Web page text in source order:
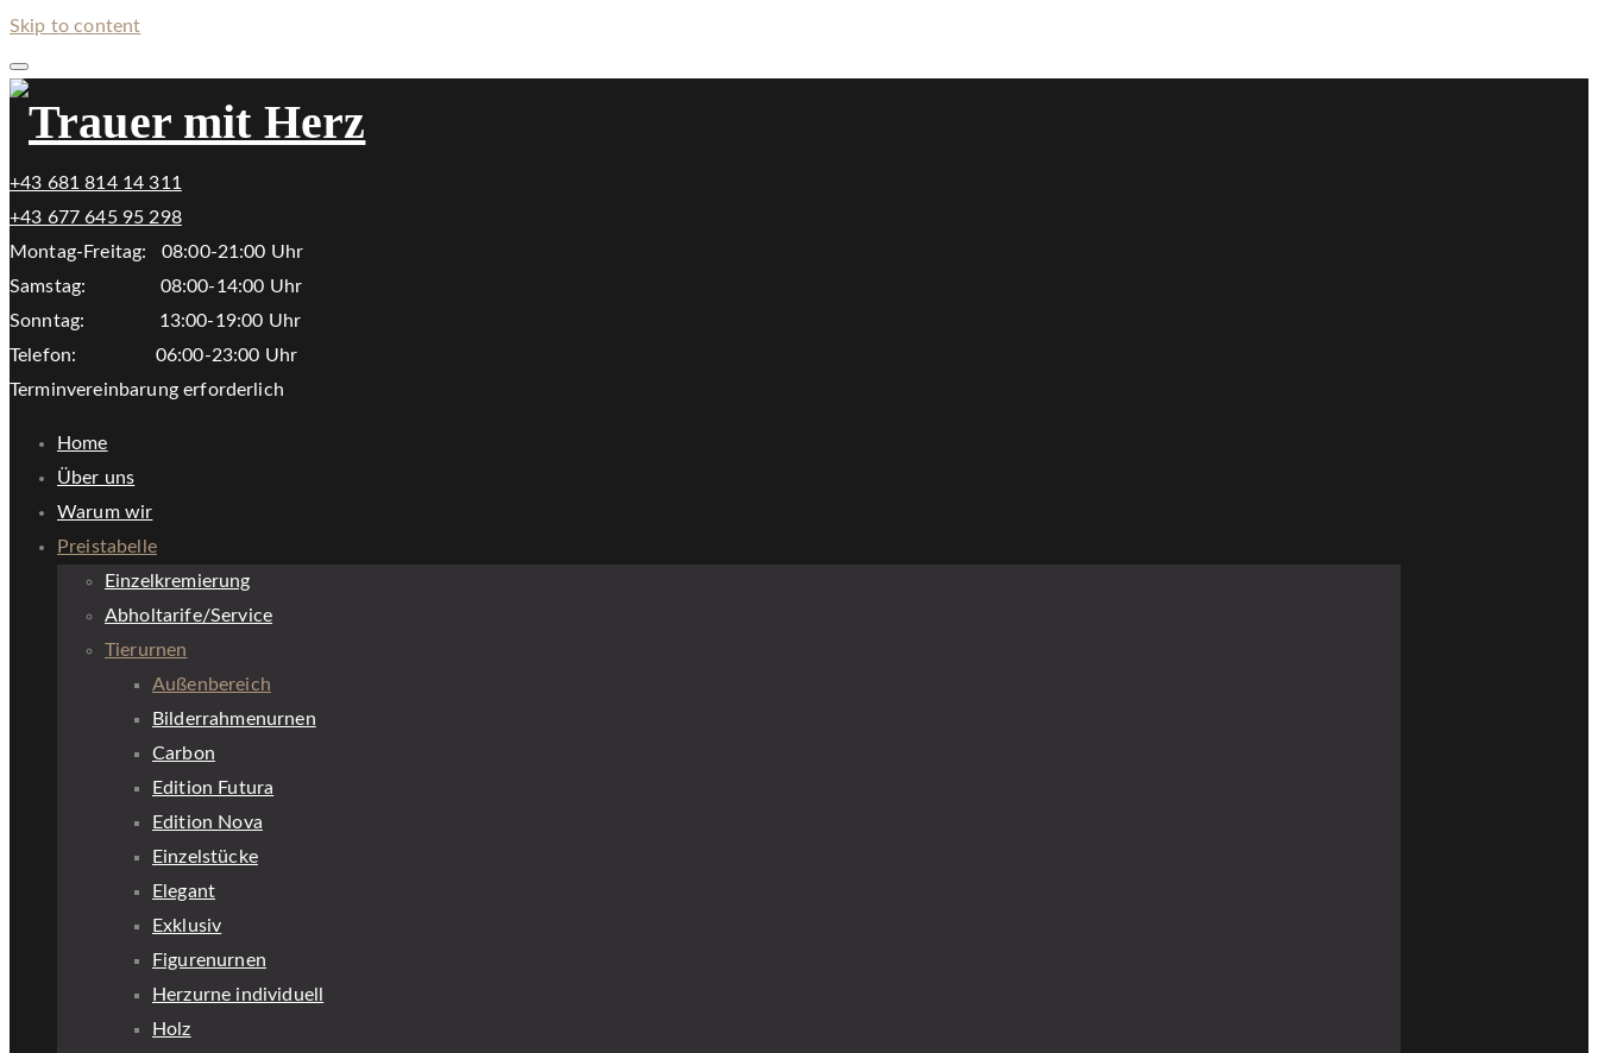
Skip to content
+43 681 814 14 311
+43 677 645 95 298
Montag-Freitag: 08:00-21:00 Uhr
Samstag: 08:00-14:00 Uhr
Sonntag: 13:00-19:00 Uhr
Telefon: 06:00-23:00 Uhr
Terminvereinbarung erforderlich
Home
Über uns
Warum wir
Preistabelle
Einzelkremierung
Abholtarife/Service
Tierurnen
Außenbereich
Bilderrahmenurnen
Carbon
Edition Futura
Edition Nova
Einzelstücke
Elegant
Exklusiv
Figurenurnen
Herzurne individuell
Holz